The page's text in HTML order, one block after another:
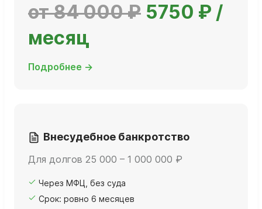
от 84 000 ₽ 5750 ₽ /
месяц
Подробнее →
Внесудебное банкротство
Для долгов 25 000 – 1 000 000 ₽
Через МФЦ, без суда
Срок: ровно 6 месяцев